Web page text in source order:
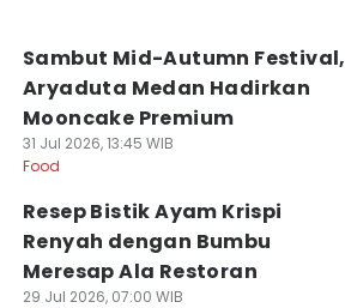
Sambut Mid-Autumn Festival,
Aryaduta Medan Hadirkan
Mooncake Premium
31 Jul 2026, 13:45 WIB
Food
Resep Bistik Ayam Krispi
Renyah dengan Bumbu
Meresap Ala Restoran
29 Jul 2026, 07:00 WIB